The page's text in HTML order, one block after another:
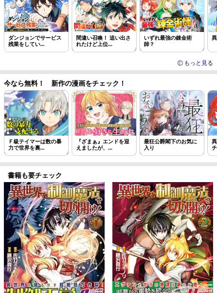
ダンジョンでサービス
残業をしてい...
間違い召喚！ 追い出さ
れたけど上位...
いずれ最強の錬金術
師？
もっと見る
今なら無料！ 新作の漫画をチェック！
Ｆ級テイマーは数の暴
力で世界を裏...
『ざまぁ』エンドを迎
えましたが、...
最狂公爵閣下のお気に
入り
書籍も要チェック